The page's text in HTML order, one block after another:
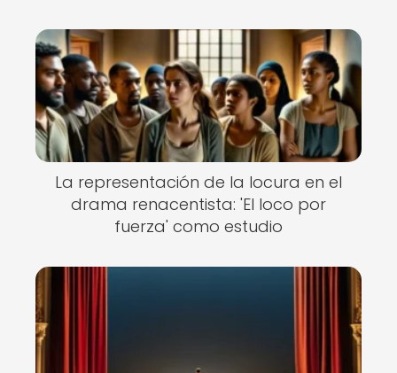
La representación de la locura en el
drama renacentista: 'El loco por
fuerza' como estudio